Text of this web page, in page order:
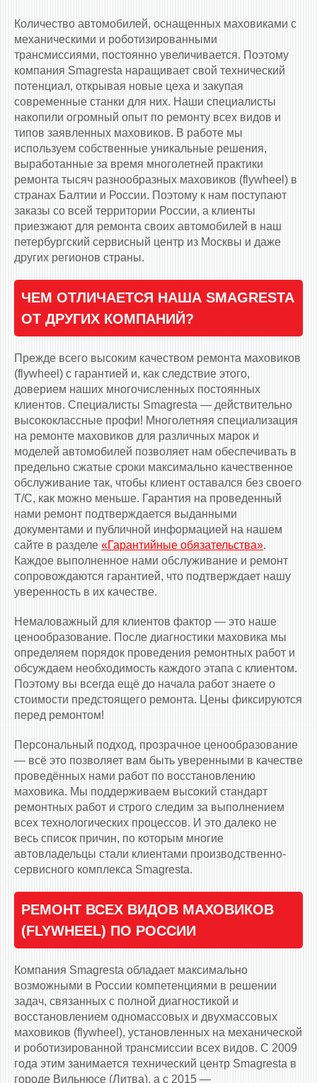
Количество автомобилей, оснащенных маховиками c
механическими и роботизированными
трансмиссиями, постоянно увеличивается. Поэтому
компания Smagresta наращивает свой технический
потенциал, открывая новые цеха и закупая
современные станки для них. Наши специалисты
накопили огромный опыт по ремонту всех видов и
типов заявленных маховиков. В работе мы
используем собственные уникальные решения,
выработанные за время многолетней практики
ремонта тысяч разнообразных маховиков (flywheel) в
странах Балтии и России. Поэтому к нам поступают
заказы со всей территории России, а клиенты
приезжают для ремонта своих автомобилей в наш
петербургский сервисный центр из Москвы и даже
других регионов страны.
ЧЕМ ОТЛИЧАЕТСЯ НАША SMAGRESTA
ОТ ДРУГИХ КОМПАНИЙ?
Прежде всего высоким качеством ремонта маховиков
(flywheel) с гарантией и, как следствие этого,
доверием наших многочисленных постоянных
клиентов. Специалисты Smagresta — действительно
высококлассные профи! Многолетняя специализация
на ремонте маховиков для различных марок и
моделей автомобилей позволяет нам обеспечивать в
предельно сжатые сроки максимально качественное
обслуживание так, чтобы клиент оставался без своего
Т/С, как можно меньше. Гарантия на проведенный
нами ремонт подтверждается выданными
документами и публичной информацией на нашем
сайте в разделе «Гарантийные обязательства».
Каждое выполненное нами обслуживание и ремонт
сопровождаются гарантией, что подтверждает нашу
уверенность в их качестве.
Немаловажный для клиентов фактор — это наше
ценообразование. После диагностики маховика мы
определяем порядок проведения ремонтных работ и
обсуждаем необходимость каждого этапа с клиентом.
Поэтому вы всегда ещё до начала работ знаете о
стоимости предстоящего ремонта. Цены фиксируются
перед ремонтом!
Персональный подход, прозрачное ценообразование
— всё это позволяет вам быть уверенными в качестве
проведённых нами работ по восстановлению
маховика. Мы поддерживаем высокий стандарт
ремонтных работ и строго следим за выполнением
всех технологических процессов. И это далеко не
весь список причин, по которым многие
автовладельцы стали клиентами производственно-
сервисного комплекса Smagresta.
РЕМОНТ ВСЕХ ВИДОВ МАХОВИКОВ
(FLYWHEEL) ПО РОССИИ
Компания Smagresta обладает максимально
возможными в России компетенциями в решении
задач, связанных с полной диагностикой и
восстановлением одномассовых и двухмассовых
маховиков (flywheel), установленных на механической
и роботизированной трансмиссии всех видов. С 2009
года этим занимается технический центр Smagresta в
городе Вильнюсе (Литва), а с 2015 —